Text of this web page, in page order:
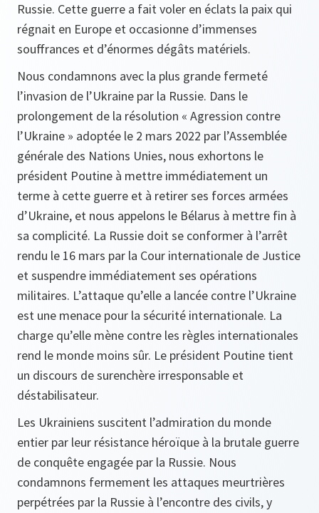
Russie. Cette guerre a fait voler en éclats la paix qui
régnait en Europe et occasionne d’immenses
souffrances et d’énormes dégâts matériels.
Nous condamnons avec la plus grande fermeté
l’invasion de l’Ukraine par la Russie. Dans le
prolongement de la résolution « Agression contre
l’Ukraine » adoptée le 2 mars 2022 par l’Assemblée
générale des Nations Unies, nous exhortons le
président Poutine à mettre immédiatement un
terme à cette guerre et à retirer ses forces armées
d’Ukraine, et nous appelons le Bélarus à mettre fin à
sa complicité. La Russie doit se conformer à l’arrêt
rendu le 16 mars par la Cour internationale de Justice
et suspendre immédiatement ses opérations
militaires. L’attaque qu’elle a lancée contre l’Ukraine
est une menace pour la sécurité internationale. La
charge qu’elle mène contre les règles internationales
rend le monde moins sûr. Le président Poutine tient
un discours de surenchère irresponsable et
déstabilisateur.
Les Ukrainiens suscitent l’admiration du monde
entier par leur résistance héroïque à la brutale guerre
de conquête engagée par la Russie. Nous
condamnons fermement les attaques meurtrières
perpétrées par la Russie à l’encontre des civils, y